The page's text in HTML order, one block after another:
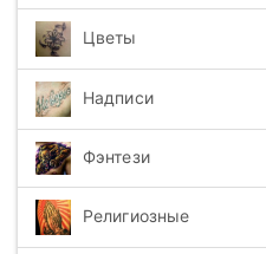
Цветы
Надписи
Фэнтези
Религиозные